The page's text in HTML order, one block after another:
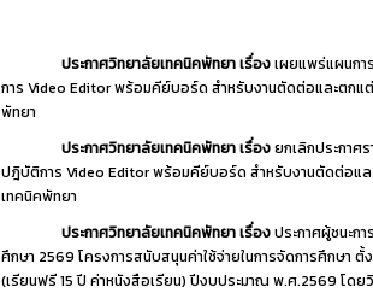
ประกาศวิทยาลัยเทคนิคพัทยา เรื่องเผยแพร่แผนก
การ Video Editor พร้อมคีย์บอร์ด สำหรับงานตัดต่อและตกแ
พัทยา
ประกาศวิทยาลัยเทคนิคพัทยา เรื่องยกเลิกประกาศ
ปฎิบัติการ Video Editor พร้อมคีย์บอร์ด สำหรับงานตัดต่อแ
เทคนิคพัทยา
ประกาศวิทยาลัยเทคนิคพัทยา เรื่องประกาศผู้ชนะก
ศึกษา 2569 โครงการสนับสนุนค่าใช้จ่ายในการจัดการศึกษา
(เรียนฟรี 15 ปี ค่าหนังสือเรียน) ปีงบประมาณ พ.ศ.2569 โดย